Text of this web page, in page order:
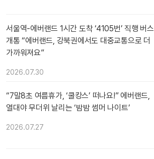
서울역-에버랜드 1시간 도착 ‘4105번’ 직행 버스
개통 “에버랜드, 강북권에서도 대중교통으로 더
가까워져요”
2026.07.30
“7말8초 여름휴가, ‘쿨캉스’ 떠나요!” 에버랜드,
열대야 무더위 날리는 ‘밤밤 썸머 나이트’
2026.07.27